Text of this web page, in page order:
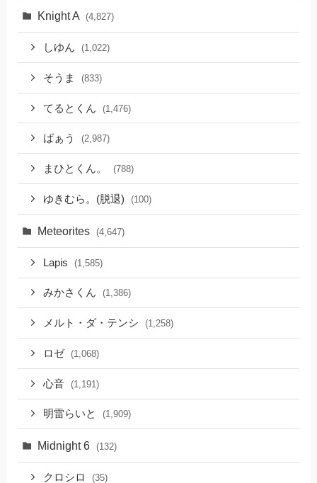
Knight A (4,827)
しゆん (1,022)
そうま (833)
てるとくん (1,476)
ばぁう (2,987)
まひとくん。 (788)
ゆきむら。(脱退) (100)
Meteorites (4,647)
Lapis (1,585)
みかさくん (1,386)
メルト・ダ・テンシ (1,258)
ロゼ (1,068)
心音 (1,191)
明雷らいと (1,909)
Midnight 6 (132)
クロシロ (35)